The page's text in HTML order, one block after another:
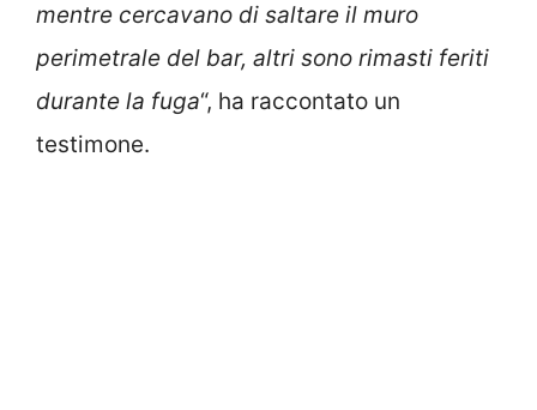
mentre cercavano di saltare il muro
perimetrale del bar, altri sono rimasti feriti
durante la fuga“, ha raccontato un
testimone.